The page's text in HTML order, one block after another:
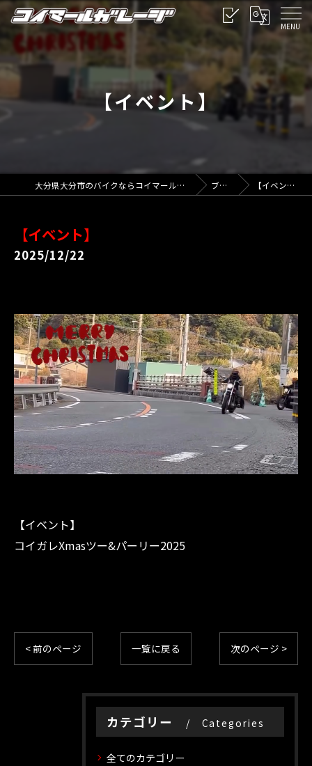
【イベント】
大分県大分市のバイクならコイマールガレージ ブログ 【イベント】
【イベント】
2025/12/22
【イベント】
コイガレXmasツー&パーリー2025
< 前のページ 一覧に戻る 次のページ >
カテゴリー Categories
全てのカテゴリー